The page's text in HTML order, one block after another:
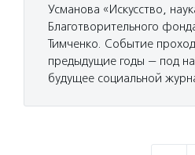
Усманова «Искусство,
Благотворительного
Тимченко. Событие
предыдущие годы — под
будущее социальной